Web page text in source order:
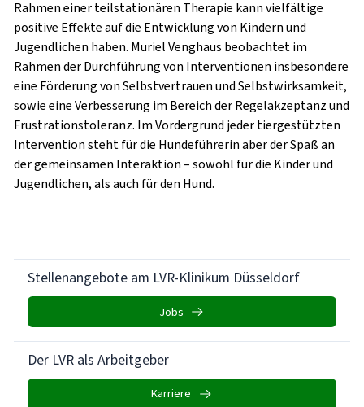
Rahmen einer teilstationären Therapie kann vielfältige
positive Effekte auf die Entwicklung von Kindern und
Jugendlichen haben. Muriel Venghaus beobachtet im
Rahmen der Durchführung von Interventionen insbesondere
eine Förderung von Selbstvertrauen und Selbstwirksamkeit,
sowie eine Verbesserung im Bereich der Regelakzeptanz und
Frustrationstoleranz. Im Vordergrund jeder tiergestützten
Intervention steht für die Hundeführerin aber der Spaß an
der gemeinsamen Interaktion – sowohl für die Kinder und
Jugendlichen, als auch für den Hund.
Stellenangebote am LVR-Klinikum Düsseldorf
Jobs
Der LVR als Arbeitgeber
Karriere